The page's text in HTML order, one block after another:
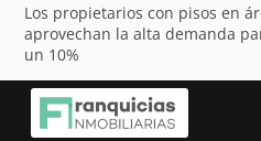
Los propietarios con pisos en
aprovechan la alta demanda
un 10%